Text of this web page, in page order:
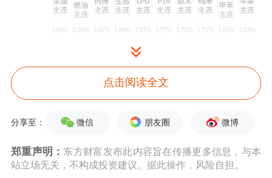
点击阅读全文
分享至： 微信 朋友圈 微博
郑重声明： 东方财富发布此内容旨在传播更多信息，与本
站立场无关，不构成投资建议。据此操作，风险自担。